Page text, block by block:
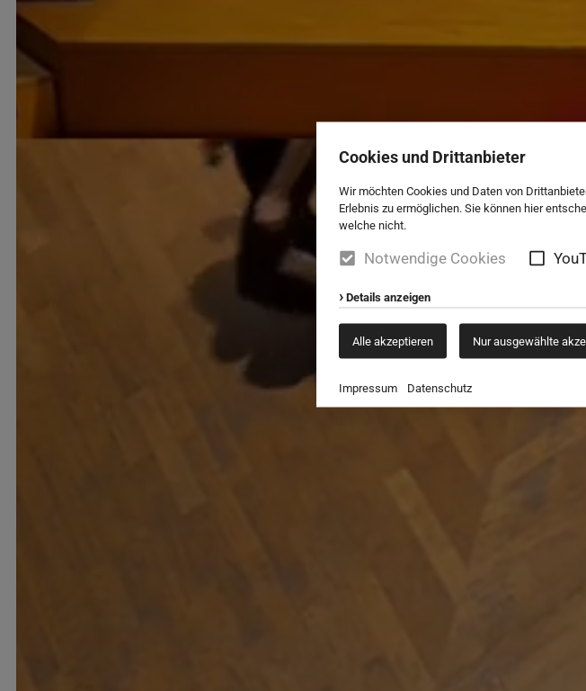
Cookies und Drittanbieter
Wir möchten Cookies und Daten von
Erlebnis zu ermöglichen. Sie können hier
welche nicht.
Notwendige Cookies
Details anzeigen
Alle akzeptieren Nur ausgewählte
Impressum Datenschutz